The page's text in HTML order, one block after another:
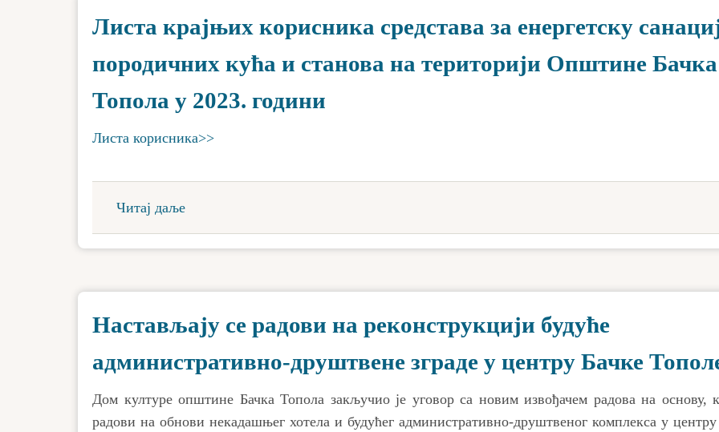
Листа крајњих корисника средстава за енергетску
породичних кућа и станова на територији Општине Бачка
Топола у 2023. години
Листа корисника>>
Читај даље
Настављају се радови на реконструкцији будуће
административно-друштвене зграде у центру Бачке
Дом културе општине Бачка Топола закључио је уговор са новим извођачем радова на основу,
радови на обнови некадашњег хотела и будућег административно-друштвеног комплекса у центру